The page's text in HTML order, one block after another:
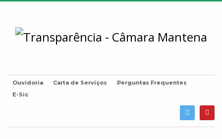
Ouvidoria Carta de Serviços
Perguntas Frequentes
E-Sic